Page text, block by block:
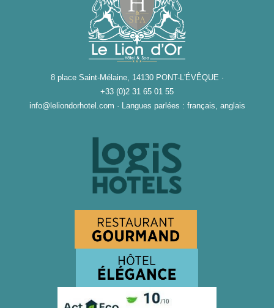
8 place Saint-Mélaine, 14130 PONT-L'ÉVÊQUE ·
+33 (0)2 31 65 01 55
info@leliondorhotel.com · Langues parlées : français, anglais